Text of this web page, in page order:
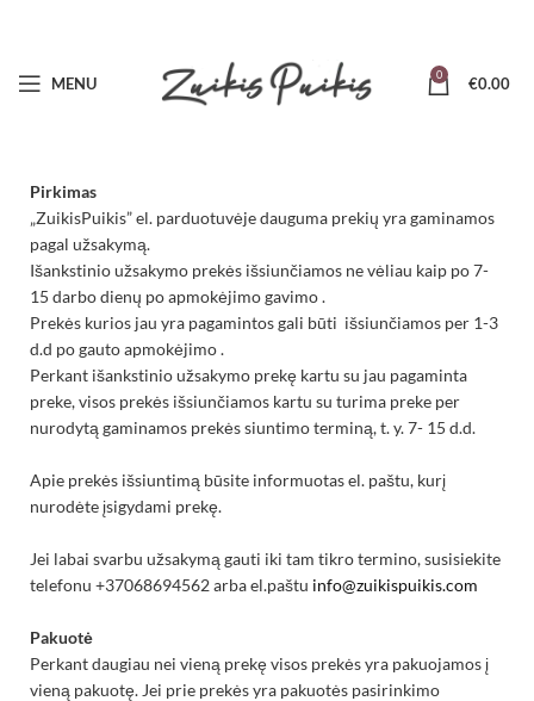
MENU 0 €0.00
Pirkimas
„ZuikisPuikis” el. parduotuvėje dauguma prekių yra gaminamos
pagal užsakymą.
Išankstinio užsakymo prekės išsiunčiamos ne vėliau kaip po 7-
15 darbo dienų po apmokėjimo gavimo .
Prekės kurios jau yra pagamintos gali būti išsiunčiamos per 1-3
d.d po gauto apmokėjimo .
Perkant išankstinio užsakymo prekę kartu su jau pagaminta
preke, visos prekės išsiunčiamos kartu su turima preke per
nurodytą gaminamos prekės siuntimo terminą, t. y. 7- 15 d.d.
Apie prekės išsiuntimą būsite informuotas el. paštu, kurį
nurodėte įsigydami prekę.
Jei labai svarbu užsakymą gauti iki tam tikro termino, susisiekite
telefonu +37068694562 arba el.paštu info@zuikispuikis.com
Pakuotė
Perkant daugiau nei vieną prekę visos prekės yra pakuojamos į
vieną pakuotę. Jei prie prekės yra pakuotės pasirinkimo